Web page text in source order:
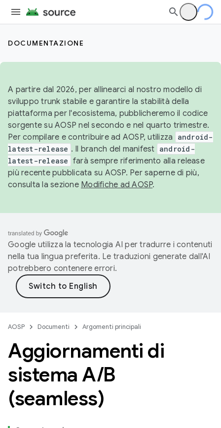
DOCUMENTAZIONE
A partire dal 2026, per allinearci al nostro modello di
sviluppo trunk stabile e garantire la stabilità della
piattaforma per l'ecosistema, pubblicheremo il codice
sorgente su AOSP nel secondo e nel quarto trimestre.
Per compilare e contribuire ad AOSP, utilizza
android-
latest-release . Il branch del manifest android-
latest-release farà sempre riferimento alla release
più recente pubblicata su AOSP. Per saperne di più,
consulta la sezione Modifiche ad AOSP.
Google utilizza la tecnologia AI per tradurre i contenuti
nella tua lingua preferita. Le traduzioni generate dall'AI
potrebbero contenere errori.
AOSP Documenti Argomenti principali
Aggiornamenti di
sistema A/B
(seamless)